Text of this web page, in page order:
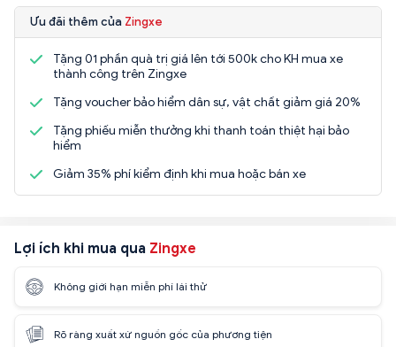
Ưu đãi thêm của Zingxe
Tặng 01 phần quà trị giá lên tới 500k cho KH mua xe
thành công trên Zingxe
Tặng voucher bảo hiểm dân sự, vật chất giảm giá 20%
Tặng phiếu miễn thưởng khi thanh toán thiệt hại bảo
hiểm
Giảm 35% phí kiểm định khi mua hoặc bán xe
Lợi ích khi mua qua Zingxe
Không giới hạn miễn phí lái thử
Rõ ràng xuất xứ nguồn gốc của phương tiện